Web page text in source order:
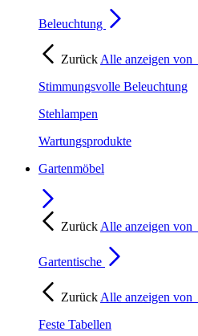
Beleuchtung
Zurück Alle anzeigen von
Stimmungsvolle Beleuchtung
Stehlampen
Wartungsprodukte
Gartenmöbel
Zurück Alle anzeigen von
Gartentische
Zurück Alle anzeigen von
Feste Tabellen